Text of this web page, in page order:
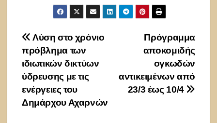
Πλοήγηση
άρθρων
Πρόγραμμα
αποκομιδής
ογκωδών
αντικειμένων από
23/3 έως 10/4
Λύση στο χρόνιο
πρόβλημα των
ιδιωτικών δικτύων
ύδρευσης με τις
ενέργειες του
Δημάρχου Αχαρνών